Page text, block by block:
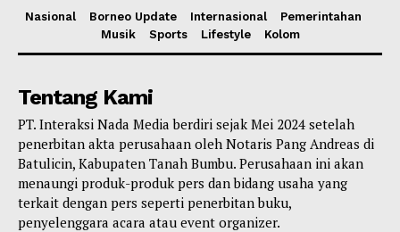
Nasional Borneo Update Internasional
Pemerintahan
Musik
Sports Lifestyle Kolom
Tentang Kami
PT. Interaksi Nada Media berdiri sejak Mei 2024 setelah
penerbitan akta perusahaan oleh Notaris Pang Andreas di
Batulicin, Kabupaten Tanah Bumbu. Perusahaan ini akan
menaungi produk-produk pers dan bidang usaha yang
terkait dengan pers seperti penerbitan buku,
penyelenggara acara atau event organizer.